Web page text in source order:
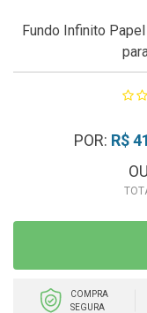
Fundo Infinito
POR: R$
OU
COMPRA
SEGURA